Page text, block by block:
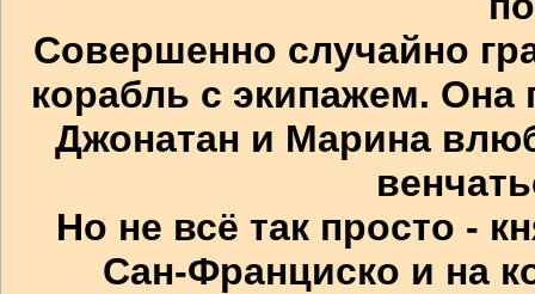
Совершенно случайно
корабль с экипажем. Она
Джонатан и Марина
Но не всё так просто -
Сан-Франциско и на